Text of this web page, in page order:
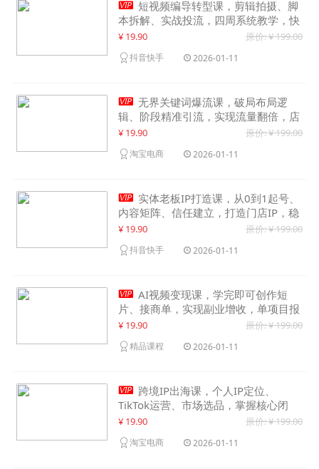
 短视频编导转型课，剪辑拍摄、脚
本拆解、实战投流，四周系统教学，快
速入行月入2w+
¥ 19.90 原价: ¥ 199.00
抖音快手 2026-01-11
 无界关键词爆流课，破局布局逻
辑、阶段精准引流，实现流量翻倍，店
铺业绩增长50%+
¥ 19.90 原价: ¥ 199.00
淘宝电商 2026-01-11
 实体老板IP打造课，从0到1起号、
内容矩阵、信任建立，打造门店IP，稳
定获客增收
¥ 19.90 原价: ¥ 199.00
抖音快手 2026-01-11
 AI视频变现课，学完即可创作短
片、接商单，实现副业增收，单项目报
价可达千元
¥ 19.90 原价: ¥ 199.00
精品课程 2026-01-11
 跨境IP出海课，个人IP定位、
TikTok运营、市场选品，掌握核心闭
环，实现月入1万美金+
¥ 19.90 原价: ¥ 199.00
淘宝电商 2026-01-11